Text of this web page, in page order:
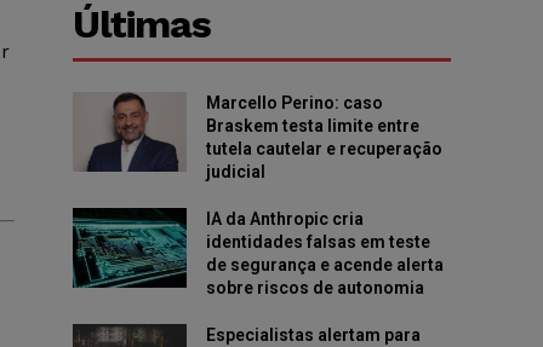
Últimas
Marcello Perino: caso
Braskem testa limite entre
tutela cautelar e recuperação
judicial
IA da Anthropic cria
identidades falsas em teste
de segurança e acende alerta
sobre riscos de autonomia
Especialistas alertam para